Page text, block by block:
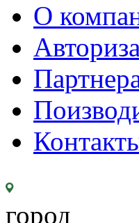
О
город